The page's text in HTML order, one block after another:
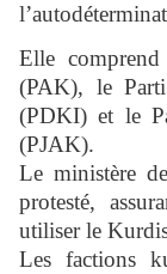
Elle
(PAK), le
(PDKI) et le
(PJAK).
Le ministère
protesté,
utiliser le
Les factions